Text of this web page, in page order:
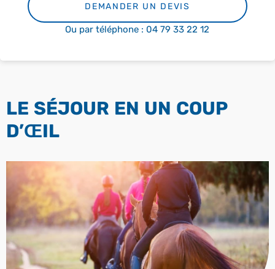
DEMANDER UN DEVIS
Ou par téléphone : 04 79 33 22 12
LE SÉJOUR EN UN COUP
D’ŒIL